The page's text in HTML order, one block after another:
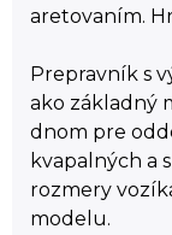
aretovaním.
Prepravník s
ako základný
dnom pre
kvapalných a
rozmery
modelu.